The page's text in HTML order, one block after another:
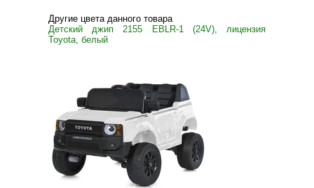
Другие цвета данного товара
Детский джип 2155 EBLR-1 (24V), лицензия
Toyota, белый